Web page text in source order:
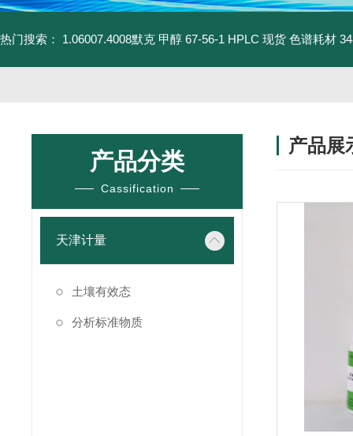
热门搜索： 1.06007.4008默克 甲醇 67-56-1 HPLC 现货 色谱耗材
产品分类
Cassification
天津计量
土壤有效态
分析标准物质
产品展